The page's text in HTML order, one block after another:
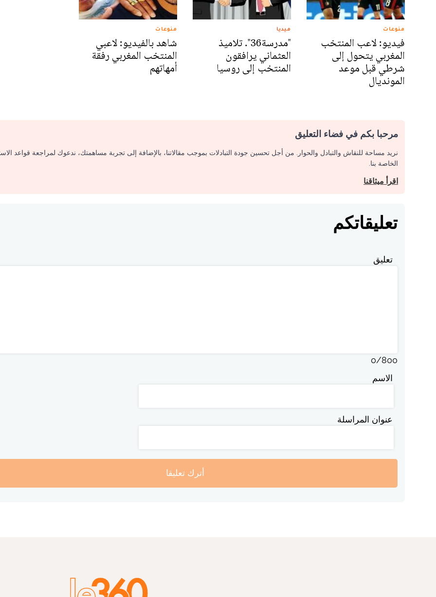
منوعات
فيديو: لاعب المنتخب
المغربي يتحول إلى
شرطي قبل موعد
المونديال
ميديا
"مدرسة36". تلاميذ
العثماني يرافقون
المنتخب إلى روسيا
منوعات
شاهد بالفيديو: لاعبي
المنتخب المغربي رفقة
أمهاتهم
مرحبا بكم في فضاء التعليق
نريد مساحة للنقاش والتبادل والحوار. من أجل تحسين جودة التبادلات بموجب مقالاتنا، بالإضافة إلى تجربة مساهمتك، ندعوك لمراجعة قواعد
الخاصة بنا.
اقرأ ميثاقنا
تعليقاتكم
تعليق
0/800
الاسم
عنوان المراسلة
أترك تعليقا